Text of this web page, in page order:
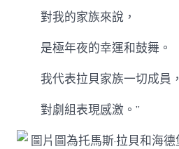
對我的家族來說，
是極年夜的幸運和鼓舞。
我代表拉貝家族一切成員，
對劇組表現感激。”